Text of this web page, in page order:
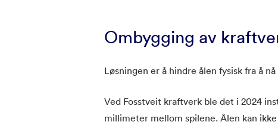
Ombygging av
Løsningen er å hindre ålen fysisk fra å
Ved Fosstveit kraftverk ble det i 2024
millimeter mellom spilene. Ålen kan